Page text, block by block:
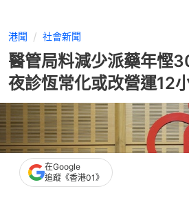
港聞 社會新聞
醫管局料減少派藥年
夜診恆常化或改營運12
在Google
追蹤《香港01》